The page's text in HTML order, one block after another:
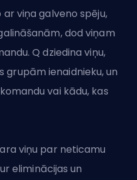
viņa galveno spēju,
dod viņam
Q dziedina viņu,
grupām ienaidnieku, un
vai kādu, kas
viņu par neticamu
eliminācijas un